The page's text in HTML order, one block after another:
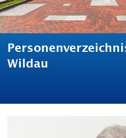
TH Online-Portal
Wildau